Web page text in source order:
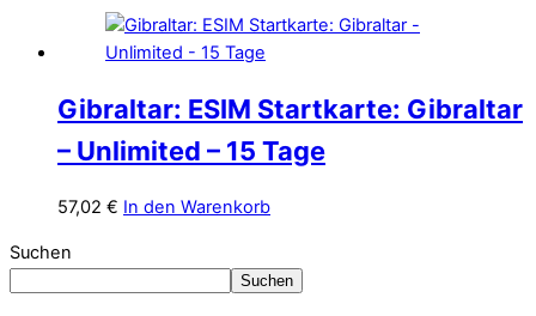
Gibraltar: ESIM Startkarte: Gibraltar
– Unlimited – 15 Tage
57,02 € In den Warenkorb
Suchen
Suchen